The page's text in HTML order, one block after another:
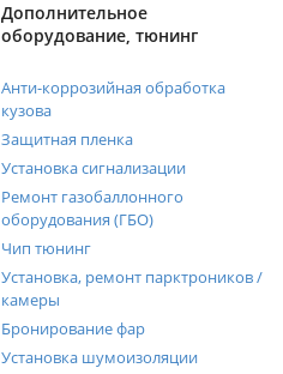
Дополнительное
оборудование, тюнинг
Анти-коррозийная обработка
кузова
Защитная пленка
Установка сигнализации
Ремонт газобаллонного
оборудования (ГБО)
Чип тюнинг
Установка, ремонт парктроников /
камеры
Бронирование фар
Установка шумоизоляции